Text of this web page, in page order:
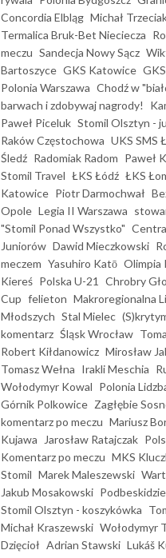
Concordia Elbląg Michał
Termalica Bruk-Bet Nieciecza
meczu Sandecja Nowy Sącz
Bartoszyce GKS Katowice
Polonia Warszawa Chodź w
barwach i zdobywaj nagrody!
Paweł Piceluk Stomil Olsztyn -
Raków Częstochowa UKS SMS
Śledź Radomiak Radom Paweł
Stomil Travel ŁKS Łódź ŁKS
Katowice Piotr Darmochwał
Opole Legia II Warszawa
"Stomil Ponad Wszystko"
Juniorów Dawid Mieczkowski
meczem Yasuhiro Katō Olimpia
Kiereś Polska U-21 Chrobry
Cup felieton Makroregionalna
Młodszych Stal Mielec
komentarz Śląsk Wrocław
Robert Kiłdanowicz Mirosław
Tomasz Wełna Irakli Meschia
Wołodymyr Kowal Polonia
Górnik Polkowice Zagłębie
komentarz po meczu Mariusz
Kujawa
Jarosław Ratajczak
Komentarz po meczu MKS
Stomil Marek Maleszewski
Jakub Mosakowski
Stomil Olsztyn - koszykówka
Michał Kraszewski Wołodymyr
Dzięcioł Adrian Stawski Lukáš